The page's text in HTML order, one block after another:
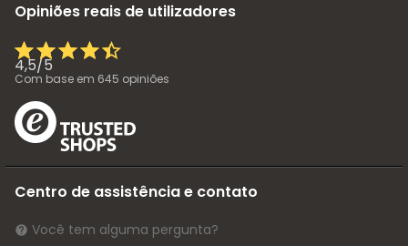
Opiniões reais de utilizadores
4,5/5
Com base em 645 opiniões
Centro de assistência e contato
Você tem alguma pergunta?